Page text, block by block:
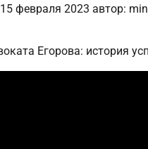
15 февраля 2023 автор: